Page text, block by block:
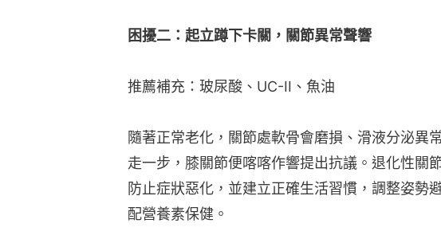
困擾二：起立蹲下卡關，關節異常聲響
推薦補充：玻尿酸、UC-II、魚油
隨著正常老化，關節處軟骨會磨損、滑液分泌異
走一步，膝關節便喀喀作響提出抗議。退化性關
防止症狀惡化，並建立正確生活習慣，調整姿勢
配營養素保健。